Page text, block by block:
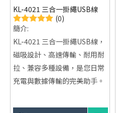
壓等問題，保障充電安全。
KL-4021 三合一掛繩USB線
(0)
簡介:
KL-4021 三合一掛繩USB線，
磁吸設計、高速傳輸、耐用耐
拉、兼容多種設備，是您日常
充電與數據傳輸的完美助手。